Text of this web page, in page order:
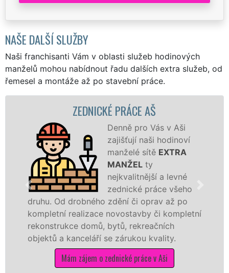
NAŠE DALŠÍ SLUŽBY
Naši franchisanti Vám v oblasti služeb hodinových
manželů mohou nabídnout řadu dalších extra služeb, od
řemesel a montáže až po stavební práce.
ZEDNICKÉ PRÁCE AŠ
Denně pro Vás v Aši
zajišťují naši hodinoví
manželé sítěEXTRA
MANŽELty
nejkvalitnější a levné
zednické práce všeho
Od drobného zdění či oprav až po
realizace novostavby či kompletní
domů, bytů, rekreačních
a kanceláří se zárukou kvality.
Mám zájem o zednické práce v Aši